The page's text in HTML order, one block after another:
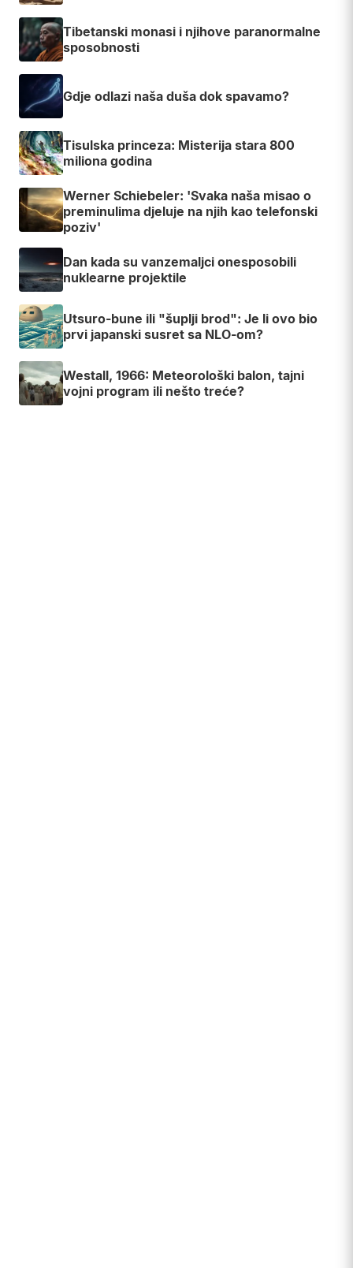
Tibetanski monasi i njihove paranormalne
sposobnosti
Gdje odlazi naša duša dok spavamo?
Tisulska princeza: Misterija stara 800
miliona godina
Werner Schiebeler: 'Svaka naša misao o
preminulima djeluje na njih kao telefonski
poziv'
Dan kada su vanzemaljci onesposobili
nuklearne projektile
Utsuro-bune ili "šuplji brod": Je li ovo bio
prvi japanski susret sa NLO-om?
Westall, 1966: Meteorološki balon, tajni
vojni program ili nešto treće?